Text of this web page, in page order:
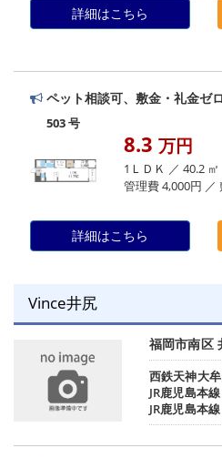
詳細はこちら
ペット相談可、敷金・礼金ゼロ
503 号
8.3 万円
1ＬＤＫ ／ 40.2 ㎡
管理費 4,000円 ／
詳細はこちら
Vince井尻
福岡市南区
西鉄天神大
JR鹿児島本線
JR鹿児島本線